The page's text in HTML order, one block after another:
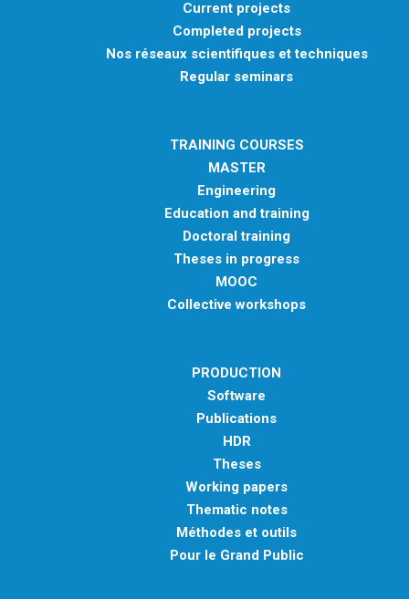
Current projects
Completed projects
Nos réseaux scientifiques et techniques
Regular seminars
TRAINING COURSES
MASTER
Engineering
Education and training
Doctoral training
Theses in progress
MOOC
Collective workshops
PRODUCTION
Software
Publications
HDR
Theses
Working papers
Thematic notes
Méthodes et outils
Pour le Grand Public